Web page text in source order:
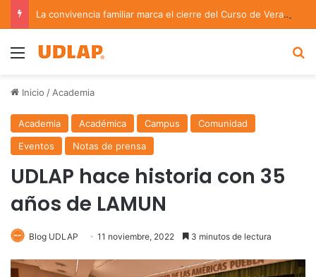
La convivencia familiar marca el cierre del Curso de Verano de Escuelas Aztecas
Menu
Inicio / Academia
Academia Académica Campus
Comunidad
Eventos
Notas de prensa
UDLAP hace historia con 35
años de LAMUN
Blog UDLAP 11 noviembre, 2022 3 minutos de lectura